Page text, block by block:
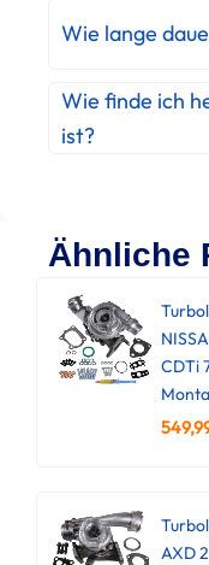
Wie lange
Wie finde ich
ist?
Ähnliche
CDTi
AXD